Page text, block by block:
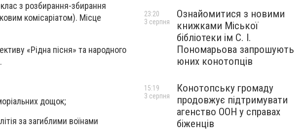
з розбирання-збирання
комісаріатом). Місце
«Рідна пісня» та народного
дощок;
за загиблими воїнами
Ознайомитися з новими
книжками Міської
бібліотеки ім С. І.
Пономарьова запрошують
юних конотопців
23:20
3 серпня
Конотопську громаду
продовжує підтримувати
агенство ООН у справах
біженців
15:19
3 серпня